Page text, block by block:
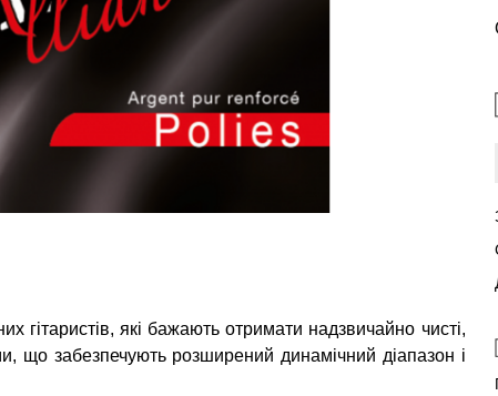
гітаристів, які бажають отримати надзвичайно чисті,
що забезпечують розширений динамічний діапазон і